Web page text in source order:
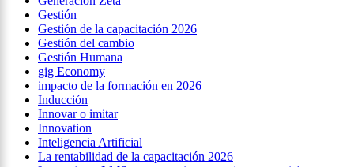
Gestión
Gestión de la capacitación 2026
Gestión del cambio
Gestión Humana
gig Economy
impacto de la formación en 2026
Inducción
Innovar o imitar
Innovation
Inteligencia Artificial
La rentabilidad de la capacitación 2026